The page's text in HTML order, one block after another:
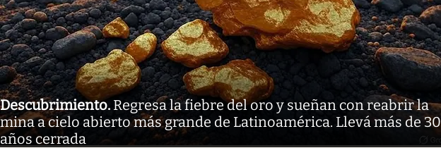
Descubrimiento. Regresa la fiebre del oro y sueñan con reabrir la
mina a cielo abierto más grande de Latinoamérica. Llevá más de 30
años cerrada